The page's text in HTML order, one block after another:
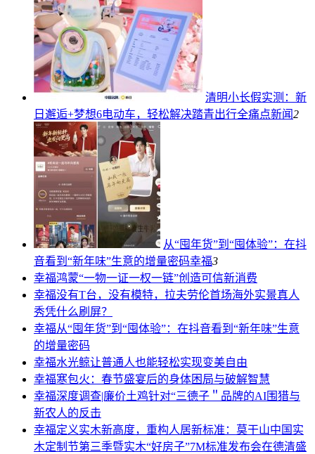
清明小长假实测：新
日邂逅+梦想6电动车，轻松解决踏青出行全痛点新闻2
从“囤年货”到“囤体验”：在抖
音看到“新年味”生意的增量密码幸福3
幸福鸿蒙“一物一证一权一链”创造可信新消费
幸福没有T台，没有模特，拉夫劳伦首场海外实景真人
秀凭什么刷屏？
幸福从“囤年货”到“囤体验”：在抖音看到“新年味”生意
的增量密码
幸福水光鲸让普通人也能轻松实现变美自由
幸福寒包火：春节盛宴后的身体困局与破解智慧
幸福深度调查|廉价土鸡针对“三德子＂品牌的AI围猎与
新农人的反击
幸福定义实木新高度，重构人居新标准：莫干山中国实
木定制节第三季暨实木“好房子”7M标准发布会在德清盛